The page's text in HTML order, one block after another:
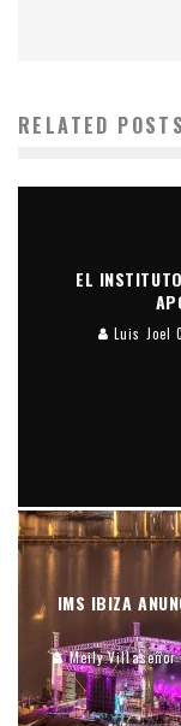
RELATED POSTS
EL
Luis Joel
IMS IBIZA
Meily Villaseñor